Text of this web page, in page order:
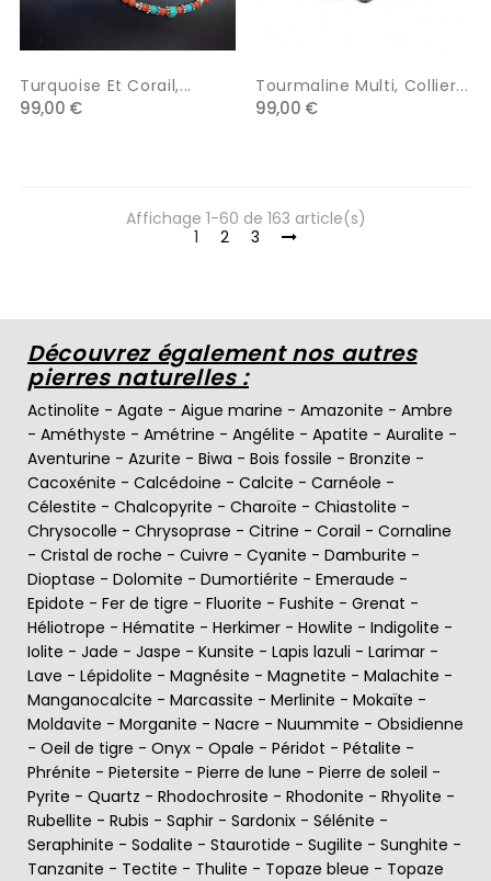
Turquoise Et Corail,...
99,00 €
Tourmaline Multi, Collier...
99,00 €
Affichage 1-60 de 163 article(s)
1
2 3
Découvrez également nos autres
pierres naturelles :
Actinolite - Agate - Aigue marine - Amazonite - Ambre
- Améthyste - Amétrine - Angélite - Apatite - Auralite -
Aventurine - Azurite - Biwa - Bois fossile - Bronzite -
Cacoxénite - Calcédoine - Calcite - Carnéole -
Célestite - Chalcopyrite - Charoïte - Chiastolite -
Chrysocolle - Chrysoprase - Citrine - Corail - Cornaline
- Cristal de roche - Cuivre - Cyanite - Damburite -
Dioptase - Dolomite - Dumortiérite - Emeraude -
Epidote - Fer de tigre - Fluorite - Fushite - Grenat -
Héliotrope - Hématite - Herkimer - Howlite - Indigolite -
Iolite - Jade - Jaspe - Kunsite - Lapis lazuli - Larimar -
Lave - Lépidolite - Magnésite - Magnetite - Malachite -
Manganocalcite - Marcassite - Merlinite - Mokaïte -
Moldavite - Morganite - Nacre - Nuummite - Obsidienne
- Oeil de tigre - Onyx - Opale - Péridot - Pétalite -
Phrénite - Pietersite - Pierre de lune - Pierre de soleil -
Pyrite - Quartz - Rhodochrosite - Rhodonite - Rhyolite -
Rubellite - Rubis - Saphir - Sardonix - Sélénite -
Seraphinite - Sodalite - Staurotide - Sugilite - Sunghite -
Tanzanite - Tectite - Thulite - Topaze bleue - Topaze